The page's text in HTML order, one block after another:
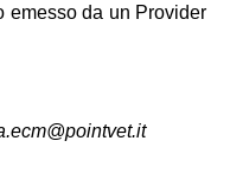
emesso da un Provider